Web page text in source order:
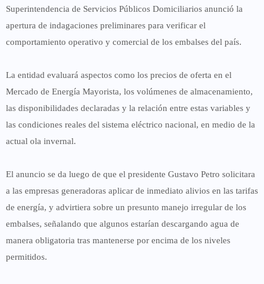
Superintendencia de Servicios Públicos Domiciliarios anunció la
apertura de indagaciones preliminares para verificar el
comportamiento operativo y comercial de los embalses del país.
La entidad evaluará aspectos como los precios de oferta en el
Mercado de Energía Mayorista, los volúmenes de almacenamiento,
las disponibilidades declaradas y la relación entre estas variables y
las condiciones reales del sistema eléctrico nacional, en medio de la
actual ola invernal.
El anuncio se da luego de que el presidente Gustavo Petro solicitara
a las empresas generadoras aplicar de inmediato alivios en las tarifas
de energía, y advirtiera sobre un presunto manejo irregular de los
embalses, señalando que algunos estarían descargando agua de
manera obligatoria tras mantenerse por encima de los niveles
permitidos.